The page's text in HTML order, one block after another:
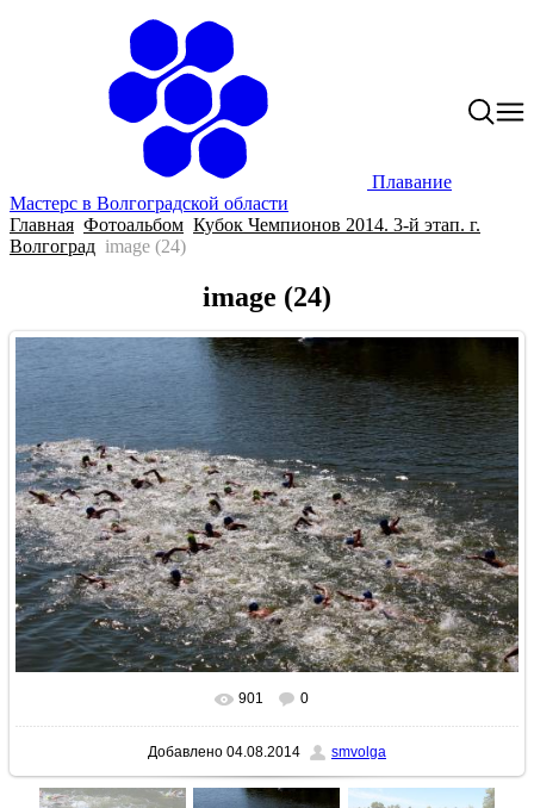
Плавание
Мастерс в Волгоградской области
Главная Фотоальбом Кубок Чемпионов 2014. 3-й этап. г.
Волгоград image (24)
image (24)
В реальном размере 1024x683
901 0
Добавлено 04.08.2014 smvolga